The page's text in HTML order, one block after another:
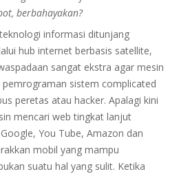
berbahayakan?
informasi ditunjang
hub internet berbasis satellite,
sangat ekstra agar mesin
sistem complicated
peretas atau hacker. Apalagi kini
mencari web tingkat lanjut
You Tube, Amazon dan
mobil yang mampu
suatu hal yang sulit. Ketika